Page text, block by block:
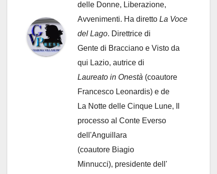
delle Donne, Liberazione,
Avvenimenti. Ha diretto La Voce
del Lago. Direttrice di
Gente di Bracciano e Visto da
qui Lazio, autrice di
Laureato in Onestà (coautore
Francesco Leonardis) e de
La Notte delle Cinque Lune, Il
processo al Conte Everso
dell'Anguillara
(coautore Biagio
Minnucci), presidente dell'